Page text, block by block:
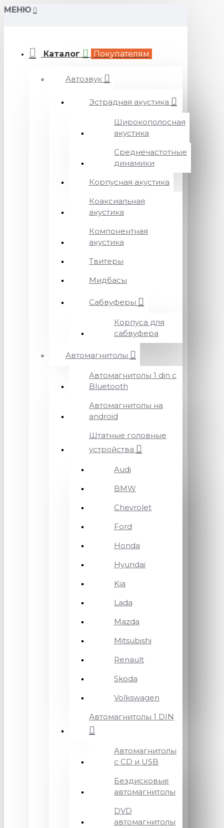
МЕНЮ
Каталог Покупателям
Автозвук
Эстрадная акустика
Широкополосная
акустика
Среднечастотные
динамики
Корпусная акустика
Коаксиальная
акустика
Компонентная
акустика
Твитеры
Мидбасы
Сабвуферы
Корпуса для
сабвуфера
Автомагнитолы
Автомагнитолы 1 din с
Bluetooth
Автомагнитолы на
android
Штатные головные
устройства
Audi
BMW
Chevrolet
Ford
Honda
Hyundai
Kia
Lada
Mazda
Mitsubishi
Renault
Skoda
Volkswagen
Автомагнитолы 1 DIN
Автомагнитолы
с CD и USB
Бездисковые
автомагнитолы
DVD
автомагнитолы